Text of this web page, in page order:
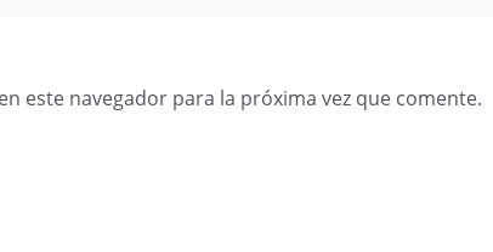
este navegador para la próxima vez que comente.